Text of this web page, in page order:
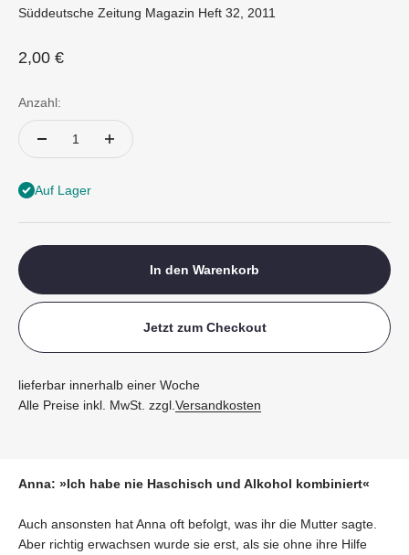
Süddeutsche Zeitung Magazin Heft 32, 2011
Angebot
2,00 €
Anzahl:
Auf Lager
In den Warenkorb
Jetzt zum Checkout
lieferbar innerhalb einer Woche
Alle Preise inkl. MwSt. zzgl. Versandkosten
Anna: »Ich habe nie Haschisch und Alkohol kombiniert«
Auch ansonsten hat Anna oft befolgt, was ihr die Mutter sagte.
Aber richtig erwachsen wurde sie erst, als sie ohne ihre Hilfe